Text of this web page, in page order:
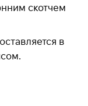
скотчем
в